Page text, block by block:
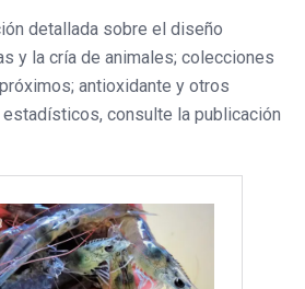
detallada sobre el diseño
y la cría de animales; colecciones
antioxidante y otros
consulte la publicación